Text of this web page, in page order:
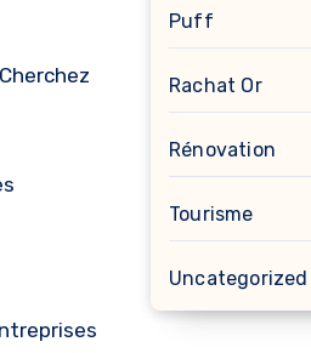
Puff
Rachat Or
Rénovation
Tourisme
Uncategorized